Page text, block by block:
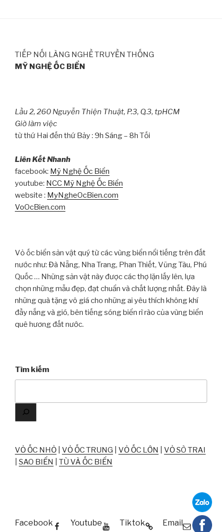
TIẾP NỐI LÀNG NGHỀ TRUYỀN THỐNG
MỸ NGHỆ ỐC BIỂN
Lầu 2, 260 Nguyễn Thiện Thuật, P.3, Q.3, tpHCM
Giờ làm việc
từ thứ Hai đến thứ Bảy : 9h Sáng – 8h Tối
Liên Kết Nhanh
facebook: Mỹ Nghệ Ốc Biển
youtube: NCC Mỹ Nghệ Ốc Biển
website : MyNgheOcBien.com
VoOcBien.com
Vỏ ốc biển sản vật quý từ các vùng biển nổi tiếng trên đất
nước như: Đà Nẵng, Nha Trang, Phan Thiết, Vũng Tàu, Phú
Quốc … Những sản vật này được các thợ lặn lấy lên, lựa
chọn những mẫu đẹp, đạt chuẩn và chất lượng nhất. Đây là
những quà tặng vô giá cho những ai yêu thích không khí
đầy nắng và gió, bên tiếng sóng biển rì rào của vùng biển
quê hương đất nước.
Tìm kiếm
VỎ ỐC NHỎ VỎ ỐC TRUNG VỎ ỐC LỚN
VỎ SÒ TRAI
SAO BIỂN TÙ VÀ ỐC BIỂN
Facebook Youtube Tiktok Email